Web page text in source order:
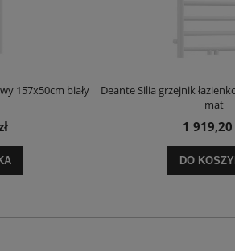
157x50cm biały
Deante Silia grzejnik
mat
1 919,20
DO